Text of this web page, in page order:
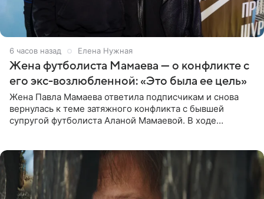
6 часов назад Елена Нужная
Жена футболиста Мамаева — о конфликте с
его экс-возлюбленной: «Это была ее цель»
Жена Павла Мамаева ответила подписчикам и снова
вернулась к теме затяжного конфликта с бывшей
супругой футболиста Аланой Мамаевой. В ходе